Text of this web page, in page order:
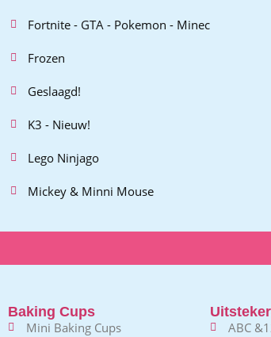
Fortnite - GTA - Pokemon - Minec
Frozen
Geslaagd!
K3 - Nieuw!
Lego Ninjago
Mickey & Minni Mouse
Baking Cups
Mini Baking Cups
ABC